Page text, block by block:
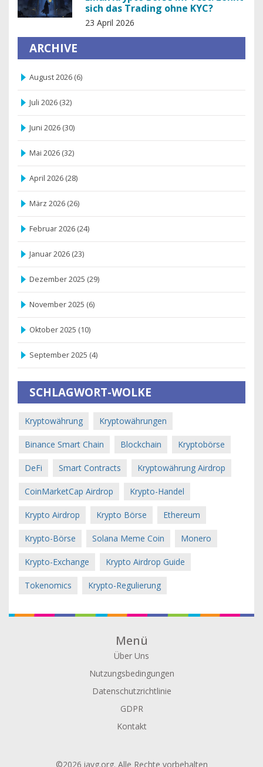
sich das Trading ohne KYC?
23 April 2026
ARCHIVE
August 2026 (6)
Juli 2026 (32)
Juni 2026 (30)
Mai 2026 (32)
April 2026 (28)
März 2026 (26)
Februar 2026 (24)
Januar 2026 (23)
Dezember 2025 (29)
November 2025 (6)
Oktober 2025 (10)
September 2025 (4)
SCHLAGWORT-WOLKE
Kryptowährung Kryptowährungen
Binance Smart Chain Blockchain Kryptobörse
DeFi Smart Contracts Kryptowährung Airdrop
CoinMarketCap Airdrop Krypto-Handel
Krypto Airdrop Krypto Börse Ethereum
Krypto-Börse Solana Meme Coin Monero
Krypto-Exchange Krypto Airdrop Guide
Tokenomics Krypto-Regulierung
Menü
Über Uns
Nutzungsbedingungen
Datenschutzrichtlinie
GDPR
Kontakt
©2026 iavg.org. Alle Rechte vorbehalten